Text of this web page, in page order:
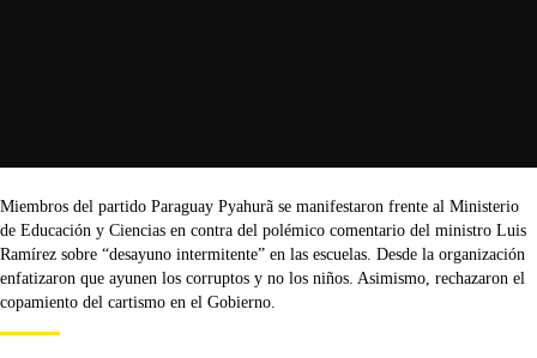
Miembros del partido Paraguay Pyahurã se manifestaron frente al Ministerio
de Educación y Ciencias en contra del polémico comentario del ministro Luis
Ramírez sobre “desayuno intermitente” en las escuelas. Desde la organización
enfatizaron que ayunen los corruptos y no los niños. Asimismo, rechazaron el
copamiento del cartismo en el Gobierno.